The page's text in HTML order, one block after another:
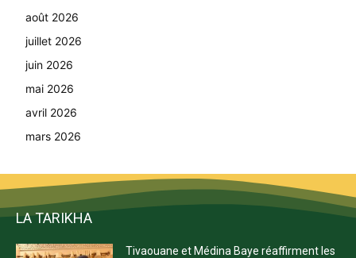
août 2026
juillet 2026
juin 2026
mai 2026
avril 2026
mars 2026
LA TARIKHA
Tivaouane et Médina Baye réaffirment les